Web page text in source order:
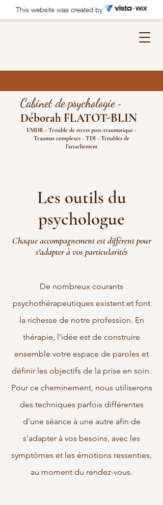
This website was created by
Cabinet de psychologie-
Déborah FLATOT-BLIN
EMDR - Trouble de stress post-traumatique -
Traumas complexes - TDI - Troubles de
l'attachement
Les outils du
psychologue
Chaque accompagnement est différent pour
s'adapter à vos particularités
De nombreux courants
psychothérapeutiques existent et font
la richesse de notre profession. En
thérapie, l'idée est de construire
ensemble votre espace de paroles et
définir les objectifs de la prise en soin.
Pour ce cheminement, nous utiliserons
des techniques parfois différentes
d'une séance à une autre afin de
s'adapter à vos besoins, avec les
symptômes et les émotions ressenties,
au moment du rendez-vous.